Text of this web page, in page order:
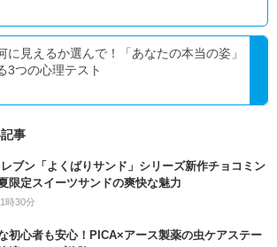
に見えるか選んで！「あなたの本当の姿」
3つの心理テスト
事
レブン「よくばりサンド」シリーズ新作チョコミン
限定スイーツサンドの爽快な魅力
時30分
初心者も安心！PICA×アース製薬の虫ケアステー